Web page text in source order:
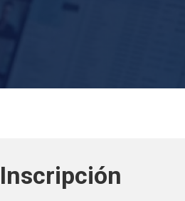
Inscripción